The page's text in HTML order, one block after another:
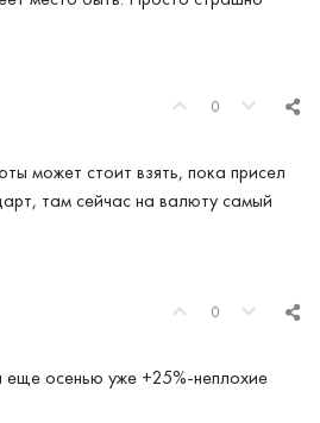
0
может стоит взять, пока присел
там сейчас на валюту самый
0
еще осенью уже +25%-неплохие